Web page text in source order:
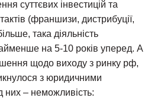
суттєвих інвестицій та
(франшизи, дистрибуції,
така діяльність
на 5-10 років уперед. А
щодо виходу з ринку рф,
з юридичними
– неможливість: